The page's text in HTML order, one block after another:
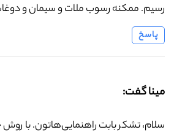
رسیم. ممکنه رسوب ملات و سیمان و
پاسخ
مینا گفت:
سلام، تشکر بابت راهنمایی‌هاتون. با